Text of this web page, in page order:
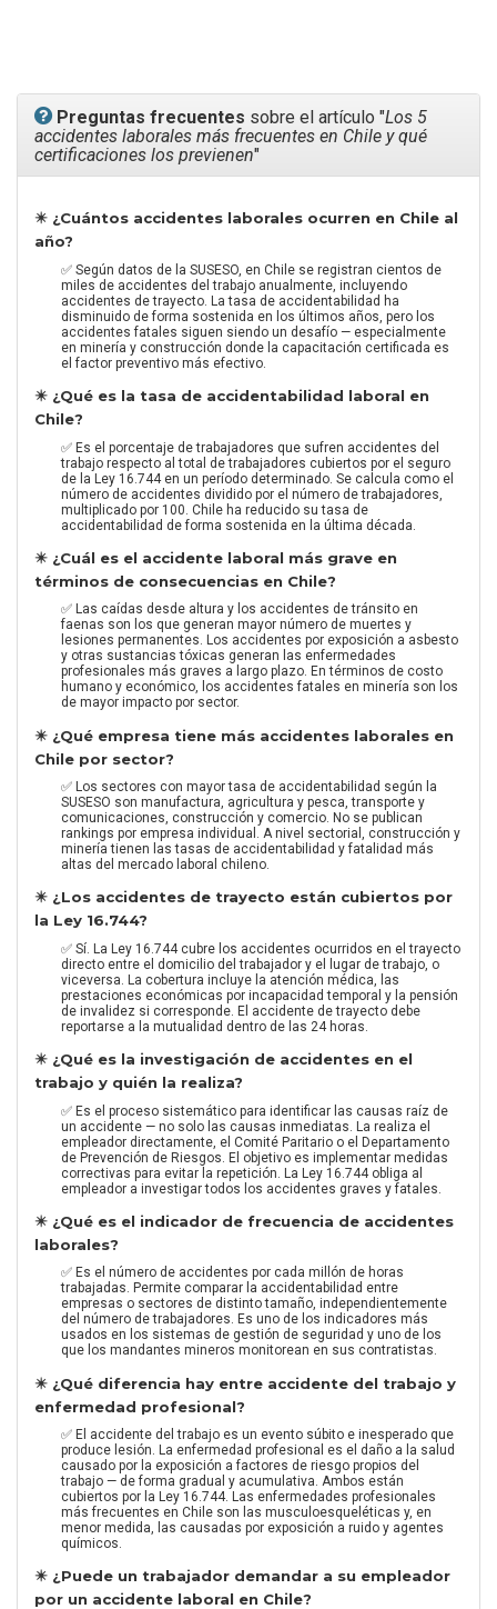
Preguntas frecuentes sobre el artículo "Los 5
accidentes laborales más frecuentes en Chile y qué
certificaciones los previenen"
✴️ ¿Cuántos accidentes laborales ocurren en Chile al
año?
✅ Según datos de la SUSESO, en Chile se registran cientos de
miles de accidentes del trabajo anualmente, incluyendo
accidentes de trayecto. La tasa de accidentabilidad ha
disminuido de forma sostenida en los últimos años, pero los
accidentes fatales siguen siendo un desafío — especialmente
en minería y construcción donde la capacitación certificada es
el factor preventivo más efectivo.
✴️ ¿Qué es la tasa de accidentabilidad laboral en
Chile?
✅ Es el porcentaje de trabajadores que sufren accidentes del
trabajo respecto al total de trabajadores cubiertos por el seguro
de la Ley 16.744 en un período determinado. Se calcula como el
número de accidentes dividido por el número de trabajadores,
multiplicado por 100. Chile ha reducido su tasa de
accidentabilidad de forma sostenida en la última década.
✴️ ¿Cuál es el accidente laboral más grave en
términos de consecuencias en Chile?
✅ Las caídas desde altura y los accidentes de tránsito en
faenas son los que generan mayor número de muertes y
lesiones permanentes. Los accidentes por exposición a asbesto
y otras sustancias tóxicas generan las enfermedades
profesionales más graves a largo plazo. En términos de costo
humano y económico, los accidentes fatales en minería son los
de mayor impacto por sector.
✴️ ¿Qué empresa tiene más accidentes laborales en
Chile por sector?
✅ Los sectores con mayor tasa de accidentabilidad según la
SUSESO son manufactura, agricultura y pesca, transporte y
comunicaciones, construcción y comercio. No se publican
rankings por empresa individual. A nivel sectorial, construcción y
minería tienen las tasas de accidentabilidad y fatalidad más
altas del mercado laboral chileno.
✴️ ¿Los accidentes de trayecto están cubiertos por
la Ley 16.744?
✅ Sí. La Ley 16.744 cubre los accidentes ocurridos en el trayecto
directo entre el domicilio del trabajador y el lugar de trabajo, o
viceversa. La cobertura incluye la atención médica, las
prestaciones económicas por incapacidad temporal y la pensión
de invalidez si corresponde. El accidente de trayecto debe
reportarse a la mutualidad dentro de las 24 horas.
✴️ ¿Qué es la investigación de accidentes en el
trabajo y quién la realiza?
✅ Es el proceso sistemático para identificar las causas raíz de
un accidente — no solo las causas inmediatas. La realiza el
empleador directamente, el Comité Paritario o el Departamento
de Prevención de Riesgos. El objetivo es implementar medidas
correctivas para evitar la repetición. La Ley 16.744 obliga al
empleador a investigar todos los accidentes graves y fatales.
✴️ ¿Qué es el indicador de frecuencia de accidentes
laborales?
✅ Es el número de accidentes por cada millón de horas
trabajadas. Permite comparar la accidentabilidad entre
empresas o sectores de distinto tamaño, independientemente
del número de trabajadores. Es uno de los indicadores más
usados en los sistemas de gestión de seguridad y uno de los
que los mandantes mineros monitorean en sus contratistas.
✴️ ¿Qué diferencia hay entre accidente del trabajo y
enfermedad profesional?
✅ El accidente del trabajo es un evento súbito e inesperado que
produce lesión. La enfermedad profesional es el daño a la salud
causado por la exposición a factores de riesgo propios del
trabajo — de forma gradual y acumulativa. Ambos están
cubiertos por la Ley 16.744. Las enfermedades profesionales
más frecuentes en Chile son las musculoesqueléticas y, en
menor medida, las causadas por exposición a ruido y agentes
químicos.
✴️ ¿Puede un trabajador demandar a su empleador
por un accidente laboral en Chile?